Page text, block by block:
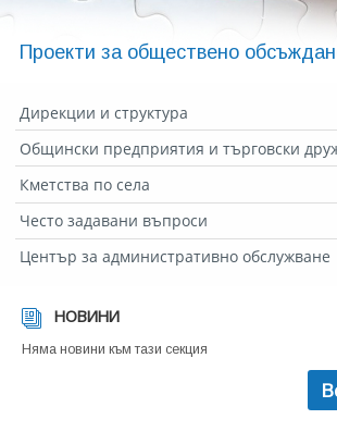
Проекти за обществено
Дирекции и структура
Общински предприятия и търговски
Кметства по села
Често задавани въпроси
Център за административно обслужване
НОВИНИ
Няма новини към тази секция